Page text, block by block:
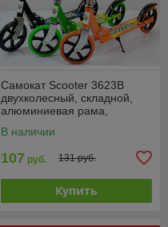
Самокат Scooter 3623B
двухколесный, складной,
алюминиевая рама,
В наличии
107 руб. 131 руб.
Купить